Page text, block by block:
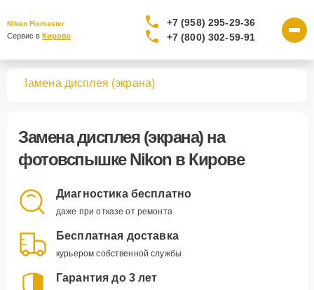
Nikon Fixmaster
Сервис в Кирове
+7 (958) 295-29-36
+7 (800) 302-59-91
Замена дисплея (экрана)
Замена дисплея (экрана)на
фотовспышке Nikon в Кирове
Диагностика бесплатно
даже при отказе от ремонта
Бесплатная доставка
курьером собственной службы
Гарантия до 3 лет